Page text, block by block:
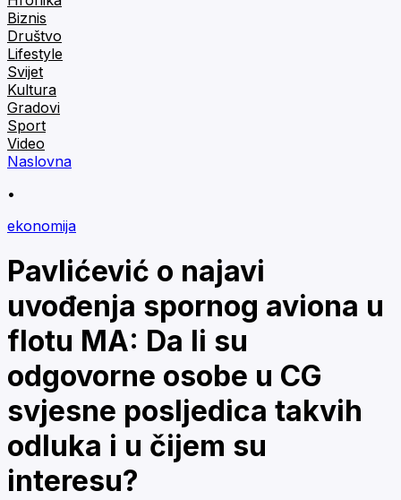
Biznis
Društvo
Lifestyle
Svijet
Kultura
Gradovi
Sport
Video
Naslovna
•
ekonomija
Pavlićević o najavi
uvođenja spornog aviona u
flotu MA: Da li su
odgovorne osobe u CG
svjesne posljedica takvih
odluka i u čijem su
interesu?